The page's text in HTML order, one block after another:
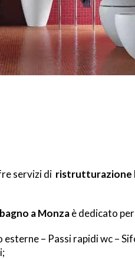
servizi di ristrutturazione
a Monzaè dedicato
– Passi rapidi wc –